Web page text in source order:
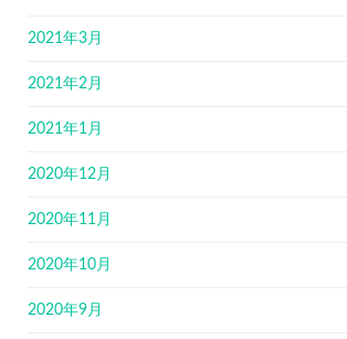
2021年3月
2021年2月
2021年1月
2020年12月
2020年11月
2020年10月
2020年9月